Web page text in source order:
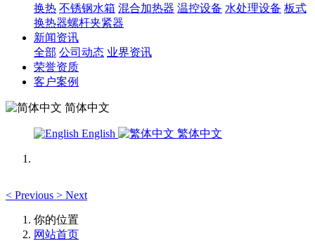
换热 不锈钢水箱 混合加热器 温控设备 水处理设备 板式
换热器螺杆夹紧器
新闻资讯
全部 公司动态 业界资讯
荣誉资质
客户案例
简体中文
English 繁体中文
< Previous > Next
你的位置
网站首页